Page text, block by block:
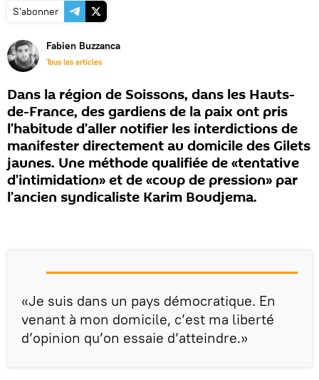
S'abonner
Fabien Buzzanca
Tous les articles
Dans la région de Soissons, dans les Hauts-
de-France, des gardiens de la paix ont pris
l’habitude d’aller notifier les interdictions de
manifester directement au domicile des Gilets
jaunes. Une méthode qualifiée de «tentative
d’intimidation» et de «coup de pression» par
l’ancien syndicaliste Karim Boudjema.
«Je suis dans un pays démocratique. En
venant à mon domicile, c’est ma liberté
d’opinion qu’on essaie d’atteindre.»